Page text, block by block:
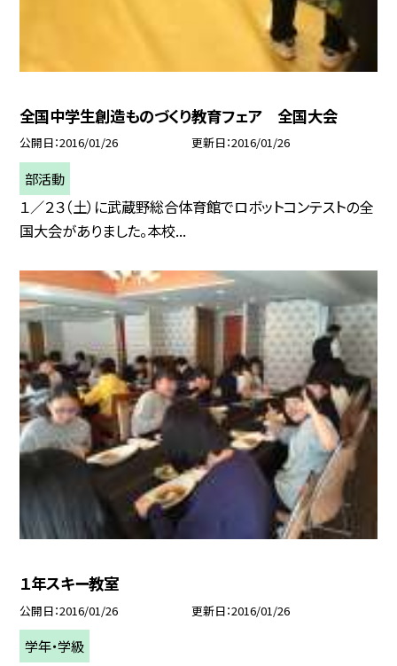
全国中学生創造ものづくり教育フェア 全国大会
公開日 2016/01/26 更新日 2016/01/26
部活動
１／２３（土）に武蔵野総合体育館でロボットコンテストの全
国大会がありました。本校...
１年スキー教室
公開日 2016/01/26 更新日 2016/01/26
学年・学級